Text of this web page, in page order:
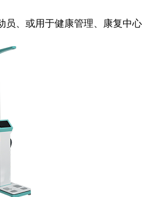
、或用于健康管理、康复中